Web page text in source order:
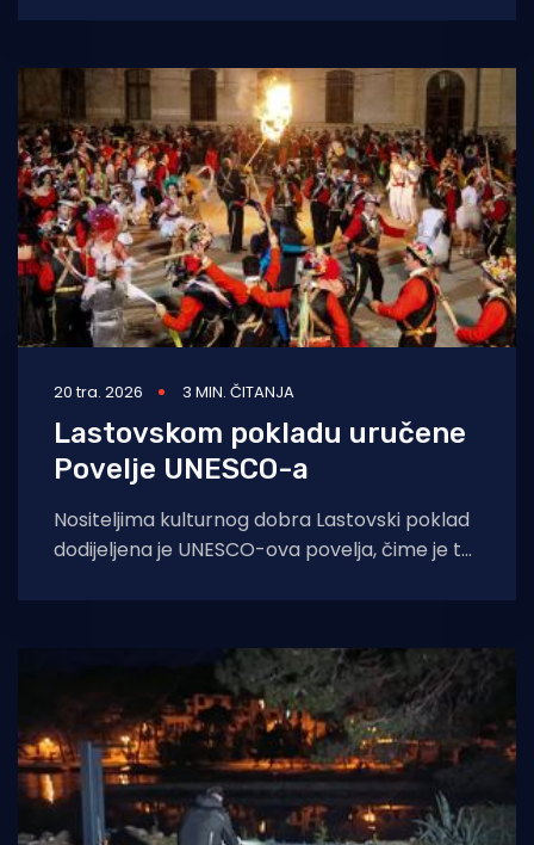
ugrožavalo morski
20 tra. 2026 3 MIN. ČITANJA
Lastovskom pokladu uručene
Povelje UNESCO-a
Nositeljima kulturnog dobra Lastovski poklad
dodijeljena je UNESCO-ova povelja, čime je taj
dodatno